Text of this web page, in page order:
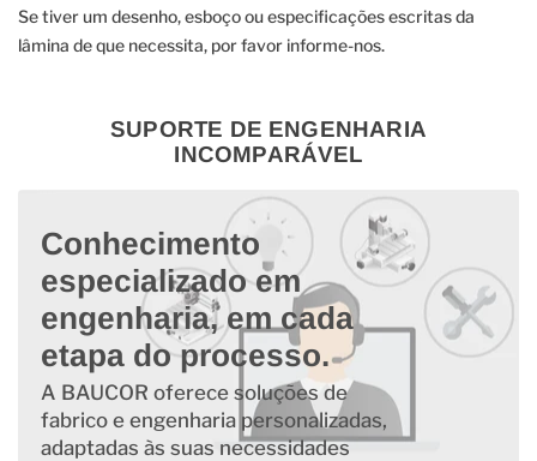
Se tiver um desenho, esboço ou especificações escritas da
lâmina de que necessita, por favor informe-nos.
SUPORTE DE ENGENHARIA
INCOMPARÁVEL
Conhecimento
especializado em
engenharia, em cada
etapa do processo.
A BAUCOR oferece soluções de
fabrico e engenharia personalizadas,
adaptadas às suas necessidades